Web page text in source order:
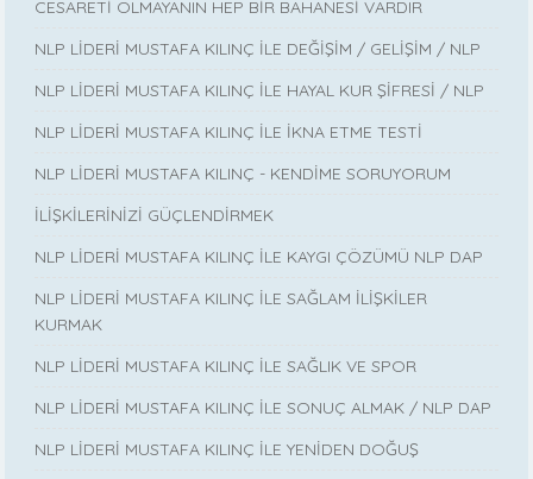
CESARETİ OLMAYANIN HEP BİR BAHANESİ VARDIR
NLP LİDERİ MUSTAFA KILINÇ İLE DEĞİŞİM / GELİŞİM / NLP
NLP LİDERİ MUSTAFA KILINÇ İLE HAYAL KUR ŞİFRESİ / NLP
NLP LİDERİ MUSTAFA KILINÇ İLE İKNA ETME TESTİ
NLP LİDERİ MUSTAFA KILINÇ - KENDİME SORUYORUM
İLİŞKİLERİNİZİ GÜÇLENDİRMEK
NLP LİDERİ MUSTAFA KILINÇ İLE KAYGI ÇÖZÜMÜ NLP DAP
NLP LİDERİ MUSTAFA KILINÇ İLE SAĞLAM İLİŞKİLER
KURMAK
NLP LİDERİ MUSTAFA KILINÇ İLE SAĞLIK VE SPOR
NLP LİDERİ MUSTAFA KILINÇ İLE SONUÇ ALMAK / NLP DAP
NLP LİDERİ MUSTAFA KILINÇ İLE YENİDEN DOĞUŞ